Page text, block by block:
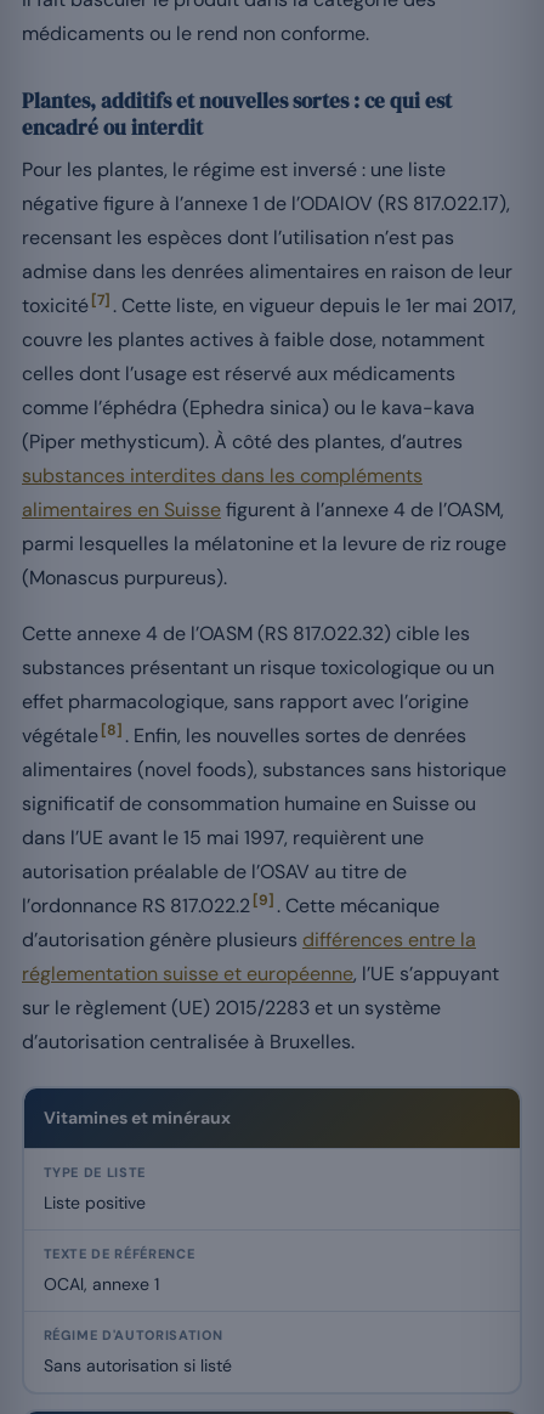
médicaments ou le rend non conforme.
Plantes, additifs et nouvelles sortes : ce qui est
encadré ou interdit
Pour les plantes, le régime est inversé : une liste
négative figure à l’annexe 1 de l’ODAlOV (RS 817.022.17),
recensant les espèces dont l’utilisation n’est pas
admise dans les denrées alimentaires en raison de leur
toxicité[7] . Cette liste, en vigueur depuis le 1er mai 2017,
couvre les plantes actives à faible dose, notamment
celles dont l’usage est réservé aux médicaments
comme l’éphédra (Ephedra sinica) ou le kava-kava
(Piper methysticum). À côté des plantes, d’autres
substances interdites dans les compléments
alimentaires en Suissefigurent à l’annexe 4 de l’OASM,
parmi lesquelles la mélatonine et la levure de riz rouge
(Monascus purpureus).
Cette annexe 4 de l’OASM (RS 817.022.32) cible les
substances présentant un risque toxicologique ou un
effet pharmacologique, sans rapport avec l’origine
végétale[8] . Enfin, les nouvelles sortes de denrées
alimentaires (novel foods), substances sans historique
significatif de consommation humaine en Suisse ou
dans l’UE avant le 15 mai 1997, requièrent une
autorisation préalable de l’OSAV au titre de
l’ordonnance RS 817.022.2[9] . Cette mécanique
d’autorisation génère plusieurs différences entre la
réglementation suisse et européenne, l’UE s’appuyant
sur le règlement (UE) 2015/2283 et un système
d’autorisation centralisée à Bruxelles.
Régime juridique des compléments alimentaires en Suisse selon
Vitamines et minéraux
Liste positive
OCAl, annexe 1
Sans autorisation si listé